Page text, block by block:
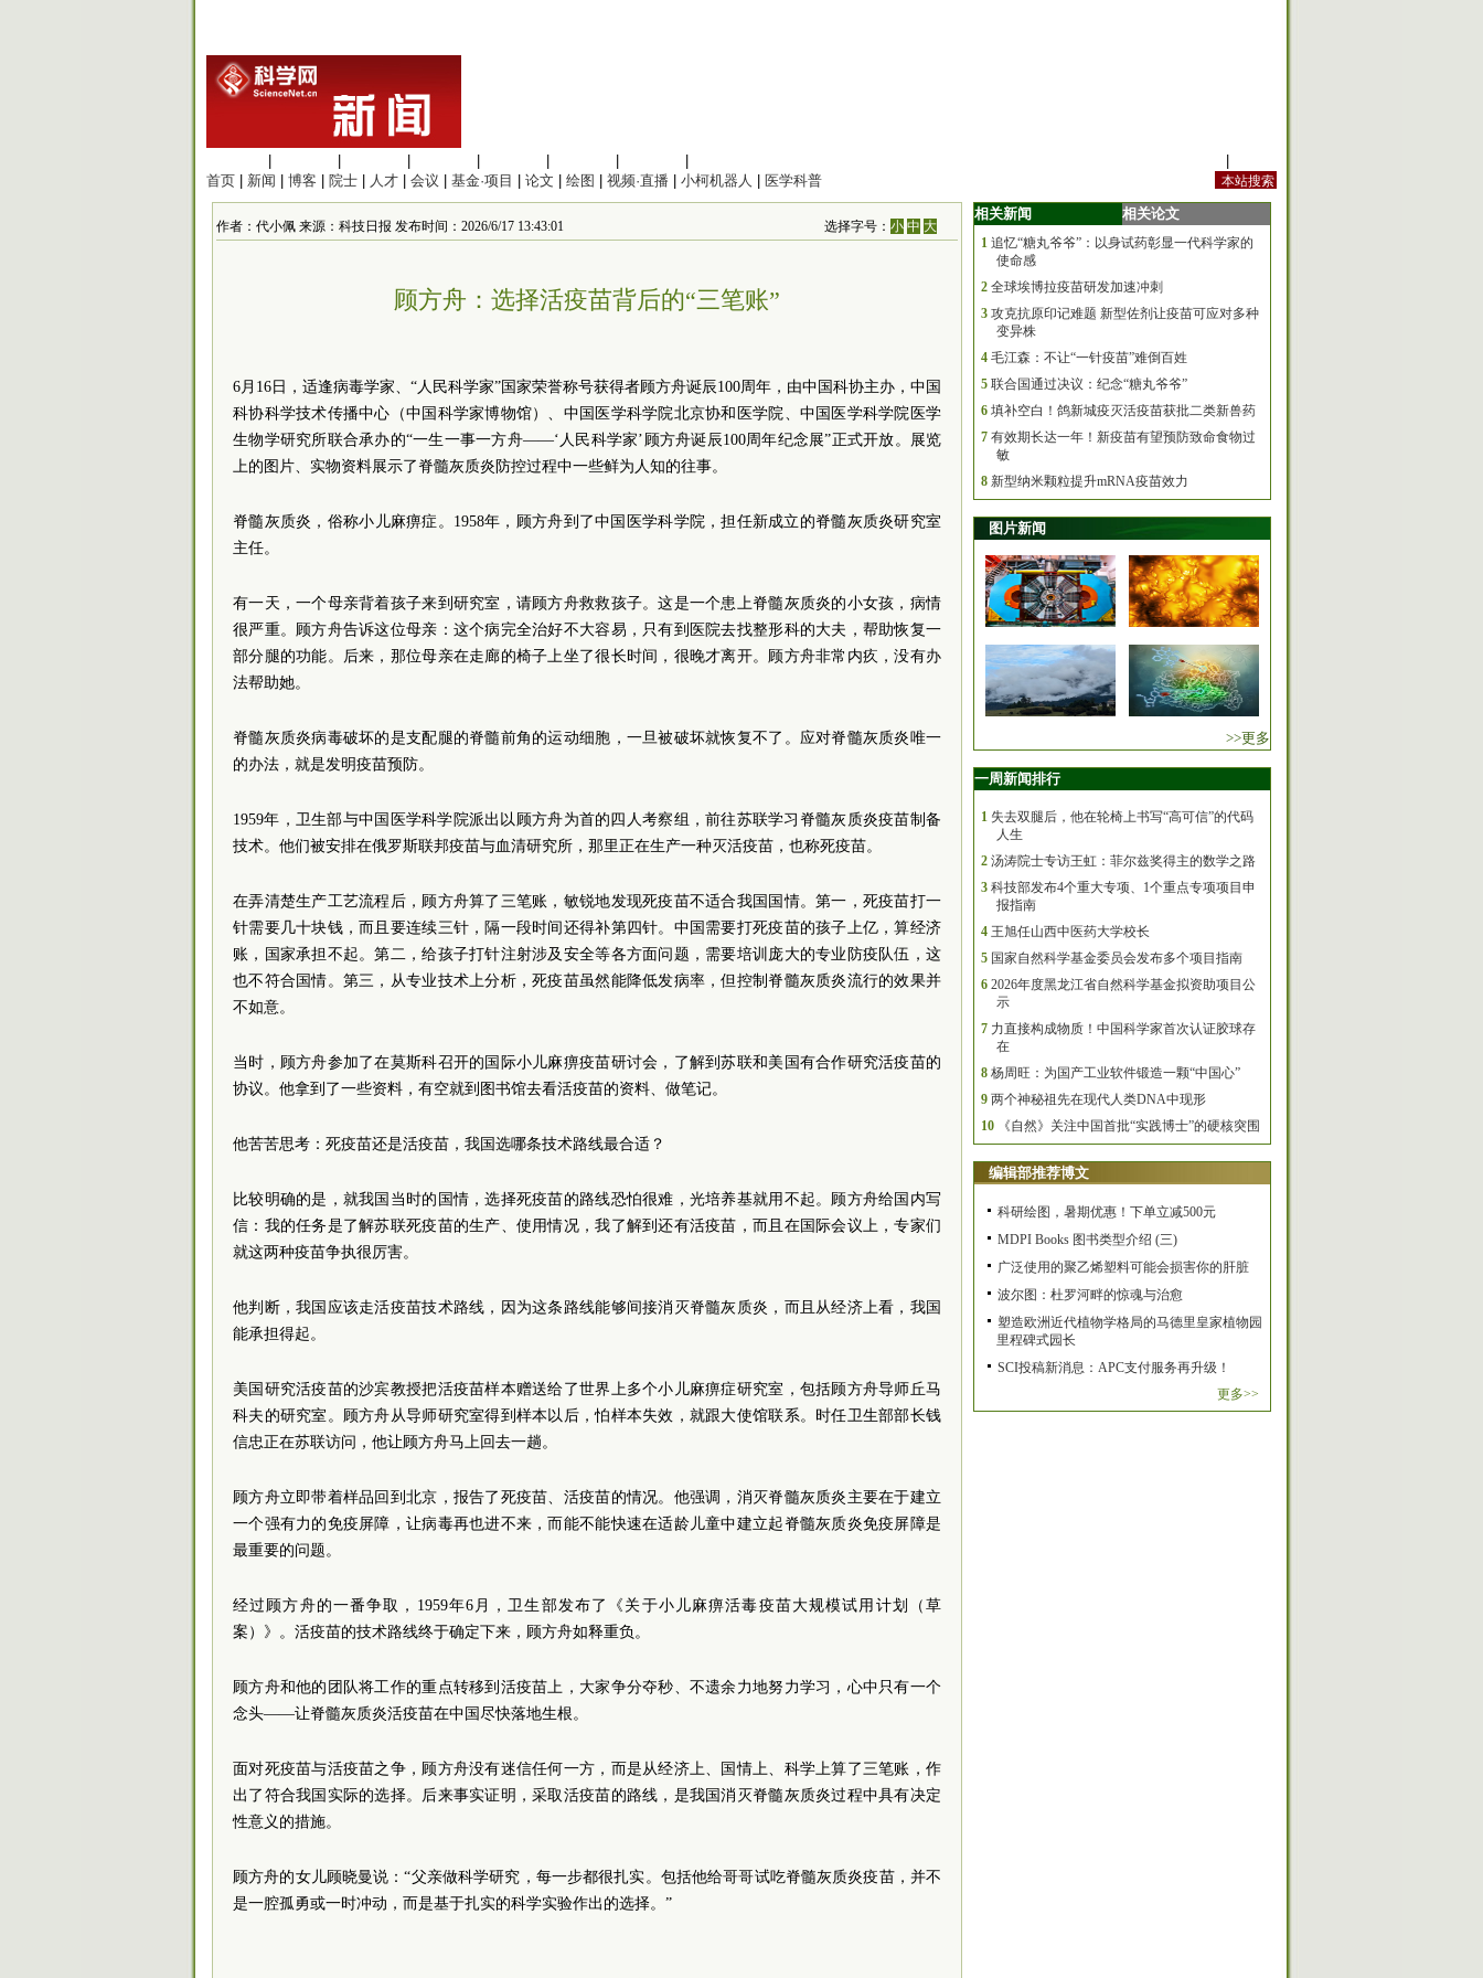
首页
新闻 博客 院士 人才 会议 基金·项目 论文 绘图 视频·直播 小柯机器人 医学科普
作者：代小佩 来源：科技日报 发布时间：2026/6/17 13:43:01 选择字号：小 中 大
顾方舟：选择活疫苗背后的“三笔账”
6月16日，适逢病毒学家、“人民科学家”国家荣誉称号获得者顾方舟诞辰100周年，由中国科协主办，中国
科协科学技术传播中心（中国科学家博物馆）、中国医学科学院北京协和医学院、中国医学科学院医学
生物学研究所联合承办的“一生一事一方舟——‘人民科学家’顾方舟诞辰100周年纪念展”正式开放。展览
上的图片、实物资料展示了脊髓灰质炎防控过程中一些鲜为人知的往事。
脊髓灰质炎，俗称小儿麻痹症。1958年，顾方舟到了中国医学科学院，担任新成立的脊髓灰质炎研究室
主任。
有一天，一个母亲背着孩子来到研究室，请顾方舟救救孩子。这是一个患上脊髓灰质炎的小女孩，病情
很严重。顾方舟告诉这位母亲：这个病完全治好不大容易，只有到医院去找整形科的大夫，帮助恢复一
部分腿的功能。后来，那位母亲在走廊的椅子上坐了很长时间，很晚才离开。顾方舟非常内疚，没有办
法帮助她。
脊髓灰质炎病毒破坏的是支配腿的脊髓前角的运动细胞，一旦被破坏就恢复不了。应对脊髓灰质炎唯一
的办法，就是发明疫苗预防。
1959年，卫生部与中国医学科学院派出以顾方舟为首的四人考察组，前往苏联学习脊髓灰质炎疫苗制备
技术。他们被安排在俄罗斯联邦疫苗与血清研究所，那里正在生产一种灭活疫苗，也称死疫苗。
在弄清楚生产工艺流程后，顾方舟算了三笔账，敏锐地发现死疫苗不适合我国国情。第一，死疫苗打一
针需要几十块钱，而且要连续三针，隔一段时间还得补第四针。中国需要打死疫苗的孩子上亿，算经济
账，国家承担不起。第二，给孩子打针注射涉及安全等各方面问题，需要培训庞大的专业防疫队伍，这
也不符合国情。第三，从专业技术上分析，死疫苗虽然能降低发病率，但控制脊髓灰质炎流行的效果并
不如意。
当时，顾方舟参加了在莫斯科召开的国际小儿麻痹疫苗研讨会，了解到苏联和美国有合作研究活疫苗的
协议。他拿到了一些资料，有空就到图书馆去看活疫苗的资料、做笔记。
他苦苦思考：死疫苗还是活疫苗，我国选哪条技术路线最合适？
比较明确的是，就我国当时的国情，选择死疫苗的路线恐怕很难，光培养基就用不起。顾方舟给国内写
信：我的任务是了解苏联死疫苗的生产、使用情况，我了解到还有活疫苗，而且在国际会议上，专家们
就这两种疫苗争执很厉害。
他判断，我国应该走活疫苗技术路线，因为这条路线能够间接消灭脊髓灰质炎，而且从经济上看，我国
能承担得起。
美国研究活疫苗的沙宾教授把活疫苗样本赠送给了世界上多个小儿麻痹症研究室，包括顾方舟导师丘马
科夫的研究室。顾方舟从导师研究室得到样本以后，怕样本失效，就跟大使馆联系。时任卫生部部长钱
信忠正在苏联访问，他让顾方舟马上回去一趟。
顾方舟立即带着样品回到北京，报告了死疫苗、活疫苗的情况。他强调，消灭脊髓灰质炎主要在于建立
一个强有力的免疫屏障，让病毒再也进不来，而能不能快速在适龄儿童中建立起脊髓灰质炎免疫屏障是
最重要的问题。
经过顾方舟的一番争取，1959年6月，卫生部发布了《关于小儿麻痹活毒疫苗大规模试用计划（草
案）》。活疫苗的技术路线终于确定下来，顾方舟如释重负。
顾方舟和他的团队将工作的重点转移到活疫苗上，大家争分夺秒、不遗余力地努力学习，心中只有一个
念头——让脊髓灰质炎活疫苗在中国尽快落地生根。
面对死疫苗与活疫苗之争，顾方舟没有迷信任何一方，而是从经济上、国情上、科学上算了三笔账，作
出了符合我国实际的选择。后来事实证明，采取活疫苗的路线，是我国消灭脊髓灰质炎过程中具有决定
性意义的措施。
顾方舟的女儿顾晓曼说：“父亲做科学研究，每一步都很扎实。包括他给哥哥试吃脊髓灰质炎疫苗，并不
是一腔孤勇或一时冲动，而是基于扎实的科学实验作出的选择。”
相关新闻 相关论文
1 追忆“糖丸爷爷”：以身试药彰显一代科学家的
使命感
2 全球埃博拉疫苗研发加速冲刺
3 攻克抗原印记难题 新型佐剂让疫苗可应对多种
变异株
4 毛江森：不让“一针疫苗”难倒百姓
5 联合国通过决议：纪念“糖丸爷爷”
6 填补空白！鸽新城疫灭活疫苗获批二类新兽药
7 有效期长达一年！新疫苗有望预防致命食物过
敏
8 新型纳米颗粒提升mRNA疫苗效力
图片新闻
>>更多
一周新闻排行
1 失去双腿后，他在轮椅上书写“高可信”的代码
人生
2 汤涛院士专访王虹：菲尔兹奖得主的数学之路
3 科技部发布4个重大专项、1个重点专项项目申
报指南
4 王旭任山西中医药大学校长
5 国家自然科学基金委员会发布多个项目指南
6 2026年度黑龙江省自然科学基金拟资助项目公
示
7 力直接构成物质！中国科学家首次认证胶球存
在
8 杨周旺：为国产工业软件锻造一颗“中国心”
9 两个神秘祖先在现代人类DNA中现形
10
《自然》关注中国首批“实践博士”的硬核突围
编辑部推荐博文
科研绘图，暑期优惠！下单立减500元
MDPI Books 图书类型介绍 (三)
广泛使用的聚乙烯塑料可能会损害你的肝脏
波尔图：杜罗河畔的惊魂与治愈
塑造欧洲近代植物学格局的马德里皇家植物园
里程碑式园长
SCI投稿新消息：APC支付服务再升级！
更多>>